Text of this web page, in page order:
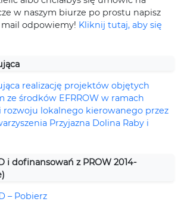
w naszym biurze po prostu napisz
mail odpowiemy! Kliknij tutaj, aby się
realizację projektów objętych
ze środków EFRROW w ramach
rozwoju lokalnego kierowanego przez
Przyjazna Dolina Raby i
i dofinansowań z PROW 2014-
– Pobierz